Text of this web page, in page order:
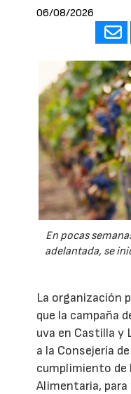
06/08/2026
En pocas
adelantada, se
La organización
que la campaña
uva en Castilla y
a la Consejería
cumplimiento de
Alimentaria,